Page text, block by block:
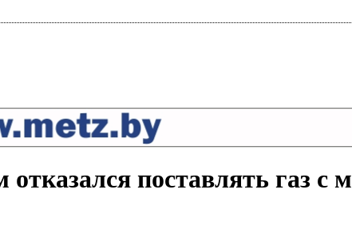
поставлять газ с